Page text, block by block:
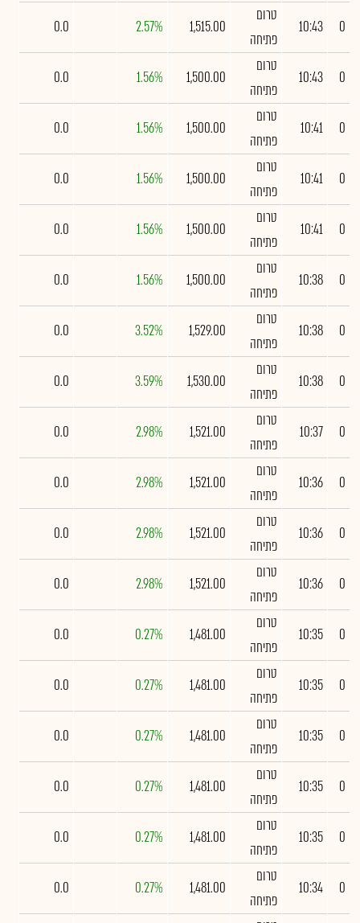
0
10:43
טרום
פתיחה
1,515.00
2.57%
0.0
0
10:43
טרום
פתיחה
1,500.00
1.56%
0.0
0
10:41
טרום
פתיחה
1,500.00
1.56%
0.0
0
10:41
טרום
פתיחה
1,500.00
1.56%
0.0
0
10:41
טרום
פתיחה
1,500.00
1.56%
0.0
0
10:38
טרום
פתיחה
1,500.00
1.56%
0.0
0
10:38
טרום
פתיחה
1,529.00
3.52%
0.0
0
10:38
טרום
פתיחה
1,530.00
3.59%
0.0
0
10:37
טרום
פתיחה
1,521.00
2.98%
0.0
0
10:36
טרום
פתיחה
1,521.00
2.98%
0.0
0
10:36
טרום
פתיחה
1,521.00
2.98%
0.0
0
10:36
טרום
פתיחה
1,521.00
2.98%
0.0
0
10:35
טרום
פתיחה
1,481.00
0.27%
0.0
0
10:35
טרום
פתיחה
1,481.00
0.27%
0.0
0
10:35
טרום
פתיחה
1,481.00
0.27%
0.0
0
10:35
טרום
פתיחה
1,481.00
0.27%
0.0
0
10:35
טרום
פתיחה
1,481.00
0.27%
0.0
0
10:34
טרום
פתיחה
1,481.00
0.27%
0.0